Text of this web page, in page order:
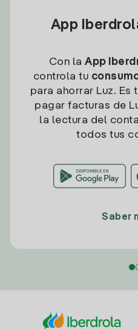
App
Con la App
controla tu
para ahorrar Luz. Es
pagar facturas de
la lectura del
todos tus
Saber